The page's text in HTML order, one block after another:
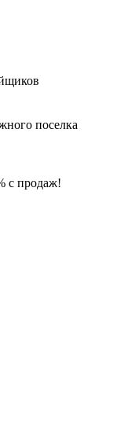
поселка
с продаж!